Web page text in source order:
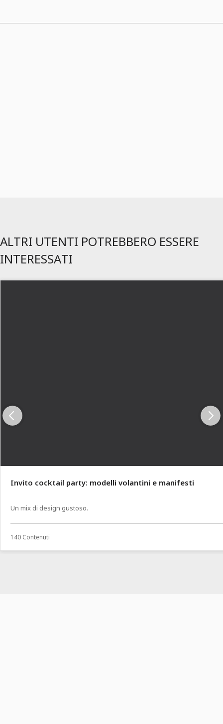
ALTRI UTENTI POTREBBERO ESSERE
INTERESSATI
Invito cocktail party: modelli volantini e manifesti
Un mix di design gustoso.
140 Contenuti